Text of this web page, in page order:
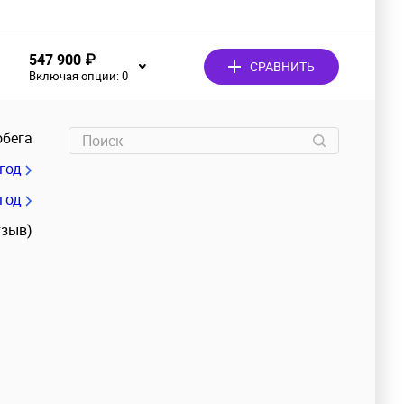
547 900 ₽
Включая опции:0
СРАВНИТЬ